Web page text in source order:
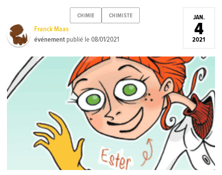
CHIMIE CHIMISTE
Franck Maas
événement publié le08/01/2021
JAN.
4
2021